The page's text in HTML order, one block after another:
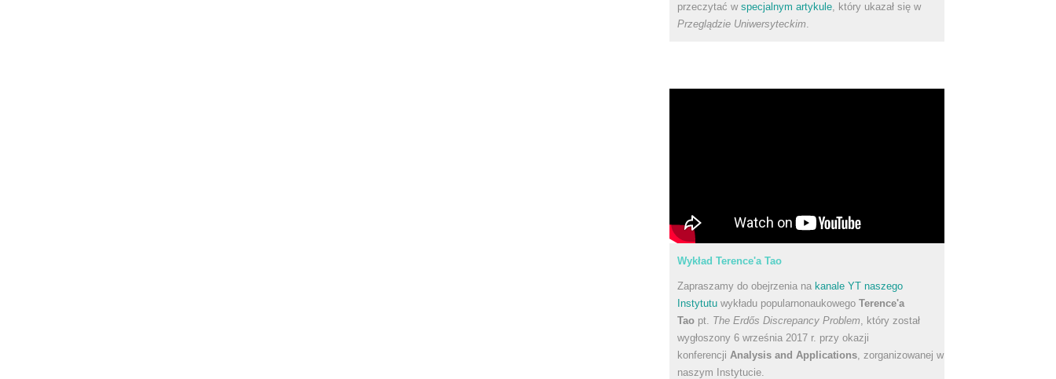
przeczytać w specjalnym artykule, który ukazał się w
Przeglądzie Uniwersyteckim.
Wykład Terence'a Tao
Zapraszamy do obejrzenia na kanale YT naszego
Instytutu wykładu popularnonaukowego Terence'a
Tao pt. The Erdős Discrepancy Problem , który został
wygłoszony 6 września 2017 r. przy okazji
konferencji Analysis and Applications , zorganizowanej w
naszym Instytucie.